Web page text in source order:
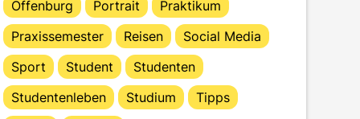
Offenburg
Portrait
Praktikum
Praxissemester
Reisen
Social Media
Sport
Student
Studenten
Studentenleben
Studium
Tipps